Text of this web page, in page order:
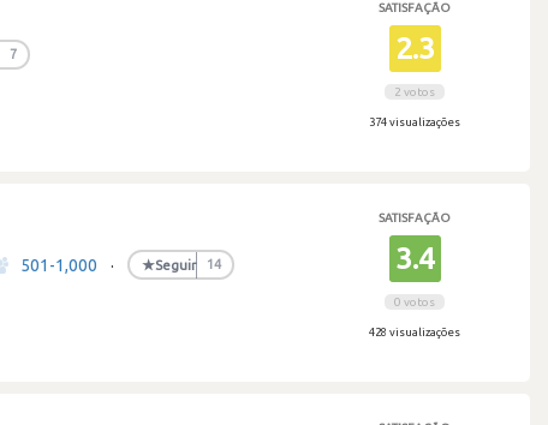
7
SATISFAÇÃO
2.3
2 votos
374 visualizações
501-1,000 · ★Seguir 14
SATISFAÇÃO
3.4
0 votos
428 visualizações